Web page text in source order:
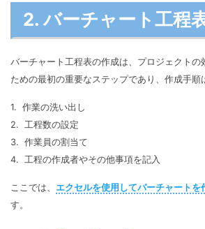
2. バーチャート工程
バーチャート工程表の作成は、プロジェクトの
ための最初の重要なステップであり、作成手順
1. 作業の洗い出し
2. 工程数の設定
3. 作業員の割当て
4. 工程の作成者やその他事項を記入
ここでは、 エクセルを使用してバーチャートを
す。